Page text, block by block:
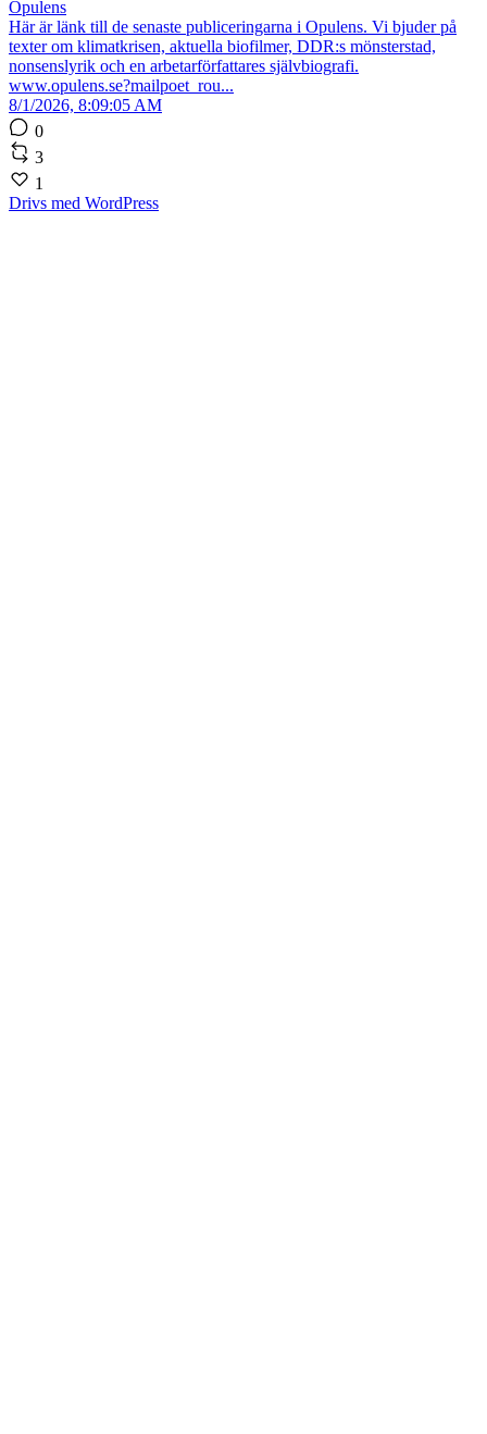
Opulens
Här är länk till de senaste publiceringarna i Opulens. Vi bjuder på
texter om klimatkrisen, aktuella biofilmer, DDR:s mönsterstad,
nonsenslyrik och en arbetarförfattares självbiografi.
www.opulens.se?mailpoet_rou...
8/1/2026, 8:09:05 AM
0
3
1
Drivs med WordPress